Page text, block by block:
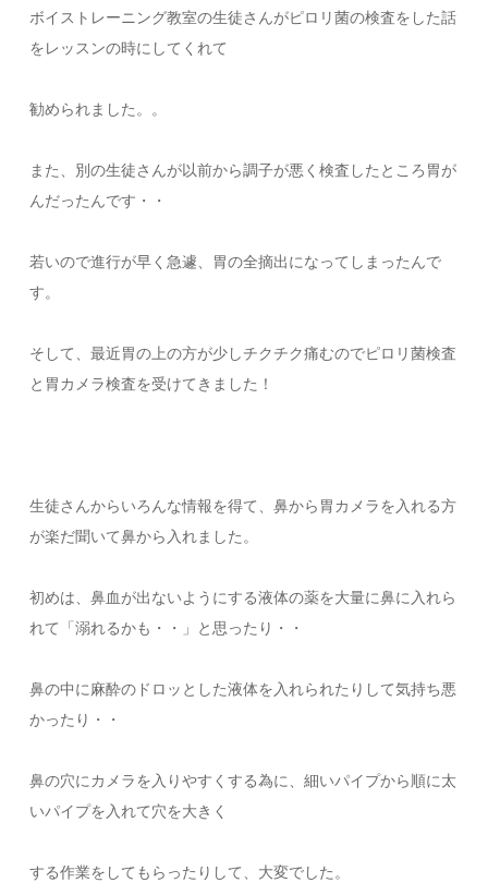
ボイストレーニング教室の生徒さんがピロリ菌の検査をした話
をレッスンの時にしてくれて
勧められました。。
また、別の生徒さんが以前から調子が悪く検査したところ胃が
んだったんです・・
若いので進行が早く急遽、胃の全摘出になってしまったんで
す。
そして、最近胃の上の方が少しチクチク痛むのでピロリ菌検査
と胃カメラ検査を受けてきました！
生徒さんからいろんな情報を得て、鼻から胃カメラを入れる方
が楽だ聞いて鼻から入れました。
初めは、鼻血が出ないようにする液体の薬を大量に鼻に入れら
れて「溺れるかも・・」と思ったり・・
鼻の中に麻酔のドロッとした液体を入れられたりして気持ち悪
かったり・・
鼻の穴にカメラを入りやすくする為に、細いパイプから順に太
いパイプを入れて穴を大きく
する作業をしてもらったりして、大変でした。